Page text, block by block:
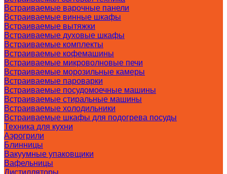
Встраиваемые варочные панели
Встраиваемые винные шкафы
Встраиваемые вытяжки
Встраиваемые духовые шкафы
Встраиваемые комплекты
Встраиваемые кофемашины
Встраиваемые микроволновые печи
Встраиваемые морозильные камеры
Встраиваемые пароварки
Встраиваемые посудомоечные машины
Встраиваемые стиральные машины
Встраиваемые холодильники
Встраиваемые шкафы для подогрева посуды
Техника для кухни
Аэрогрили
Блинницы
Вакуумные упаковщики
Вафельницы
Дистилляторы